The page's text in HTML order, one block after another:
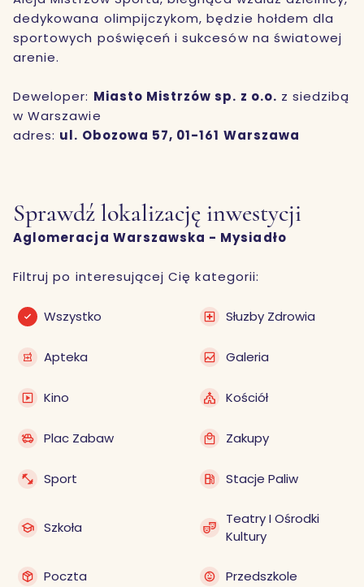
dedykowana olimpijczykom, będzie hołdem dla
sportowych poświęceń i sukcesów na światowej
arenie.
Deweloper: Miasto Mistrzów sp. z o.o. z siedzibą
w Warszawie
adres: ul. Obozowa 57, 01-161 Warszawa
Sprawdź lokalizację inwestycji
Aglomeracja Warszawska - Mysiadło
Filtruj po interesującej Cię kategorii:
Wszystko Słuzby Zdrowia
Apteka Galeria
Kino Kościół
Plac Zabaw Zakupy
Sport Stacje Paliw
Szkoła
Teatry I Ośrodki
Kultury
Poczta Przedszkole